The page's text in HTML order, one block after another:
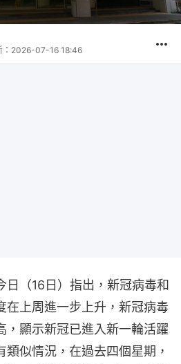
2026-07-16 18:46
日（16日）指出，新冠病毒和
在上周進一步上升，新冠病毒
，顯示新冠已進入新一輪活躍
似情況，在過去四個星期，